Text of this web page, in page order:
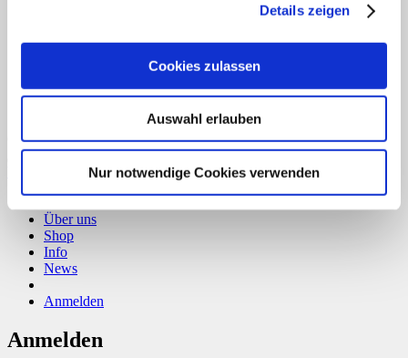
Details zeigen
Cookies zulassen
Auswahl erlauben
Nur notwendige Cookies verwenden
Copyright 2026 ©CLOUDROCKER
Vertrag widerrufen
Über uns
Shop
Info
News
Anmelden
Anmelden